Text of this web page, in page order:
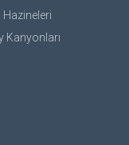
Hazineleri
Kanyonları